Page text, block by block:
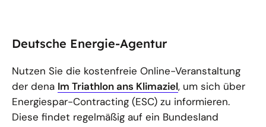
Deutsche Energie-Agentur
Nutzen Sie die kostenfreie Online-Veranstaltung
der dena Im Triathlon ans Klimaziel, um sich über
Energiespar-Contracting (ESC) zu informieren.
Diese findet regelmäßig auf ein Bundesland